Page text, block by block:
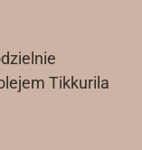
Tikkurila